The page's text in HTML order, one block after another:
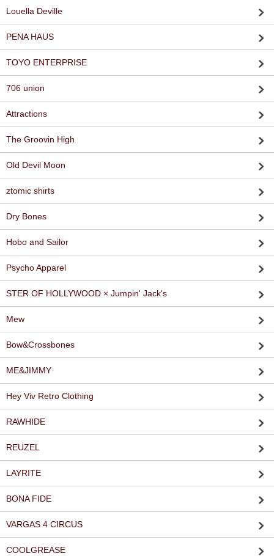
Louella Deville
PENA HAUS
TOYO ENTERPRISE
706 union
Attractions
The Groovin High
Old Devil Moon
ztomic shirts
Dry Bones
Hobo and Sailor
Psycho Apparel
STER OF HOLLYWOOD × Jumpin' Jack's
Mew
Bow&Crossbones
ME&JIMMY
Hey Viv Retro Clothing
RAWHIDE
REUZEL
LAYRITE
BONA FIDE
VARGAS 4 CIRCUS
COOLGREASE